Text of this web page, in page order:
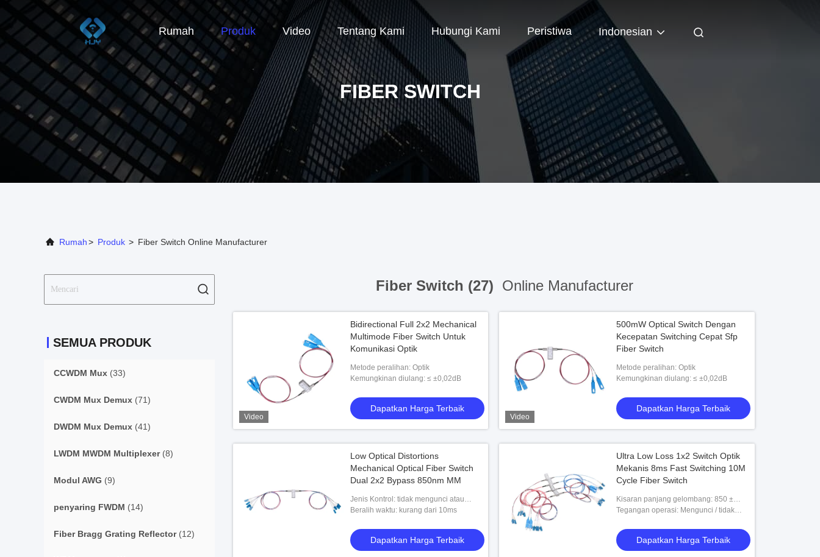
Rumah Produk Video Tentang Kami Hubungi Kami Peristiwa Indonesian
FIBER SWITCH
Rumah> Produk > Fiber Switch Online Manufacturer
SEMUA PRODUK
CCWDM Mux (33)
CWDM Mux Demux (71)
DWDM Mux Demux (41)
LWDM MWDM Multiplexer(8)
Modul AWG (9)
penyaring FWDM (14)
Fiber Bragg Grating Reflector(12)
Fiber Switch (27) Online Manufacturer
Video
Bidirectional Full 2x2 Mechanical
Multimode Fiber Switch Untuk
Komunikasi Optik
Metode peralihan: Optik
Kemungkinan diulang: ≤ ±0,02dB
Dapatkan Harga Terbaik
Video
500mW Optical Switch Dengan
Kecepatan Switching Cepat Sfp
Fiber Switch
Metode peralihan: Optik
Kemungkinan diulang: ≤ ±0,02dB
Dapatkan Harga Terbaik
Low Optical Distortions
Mechanical Optical Fiber Switch
Dual 2x2 Bypass 850nm MM
Jenis Kontrol: tidak mengunci atau
mengunci
Beralih waktu: kurang dari 10ms
Dapatkan Harga Terbaik
Ultra Low Loss 1x2 Switch Optik
Mekanis 8ms Fast Switching 10M
Cycle Fiber Switch
Kisaran panjang gelombang: 850 ±
40/1300 ± 40; 1260 ~ 1650
Tegangan operasi: Mengunci / tidak
Dapatkan Harga Terbaik